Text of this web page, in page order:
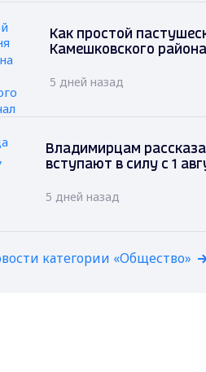
Как простой
Камешковского
5 дней назад
Владимирцам
вступают в силу с 1
5 дней назад
категории «Общество»